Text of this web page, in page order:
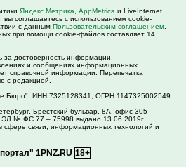
Яндекс Метрика AppMetrica и LiveInternet.
вы соглашаетесь с использованием cookie-
с данным Пользовательским соглашением
при помощи cookie-файлов составляет 14
за достоверность информации,
и сообщениях информационных
справочной информации. Перепечатка
с редакцией.
Бюро". ИНН 7325128341, ОГРН 1147325002549
Брестский бульвар, 8А, офис 305
ЭЛ № ФС 77 – 75998 выдано 13.06.2019г.
сфере связи, информационных технологий и
1PNZ.RU 18+